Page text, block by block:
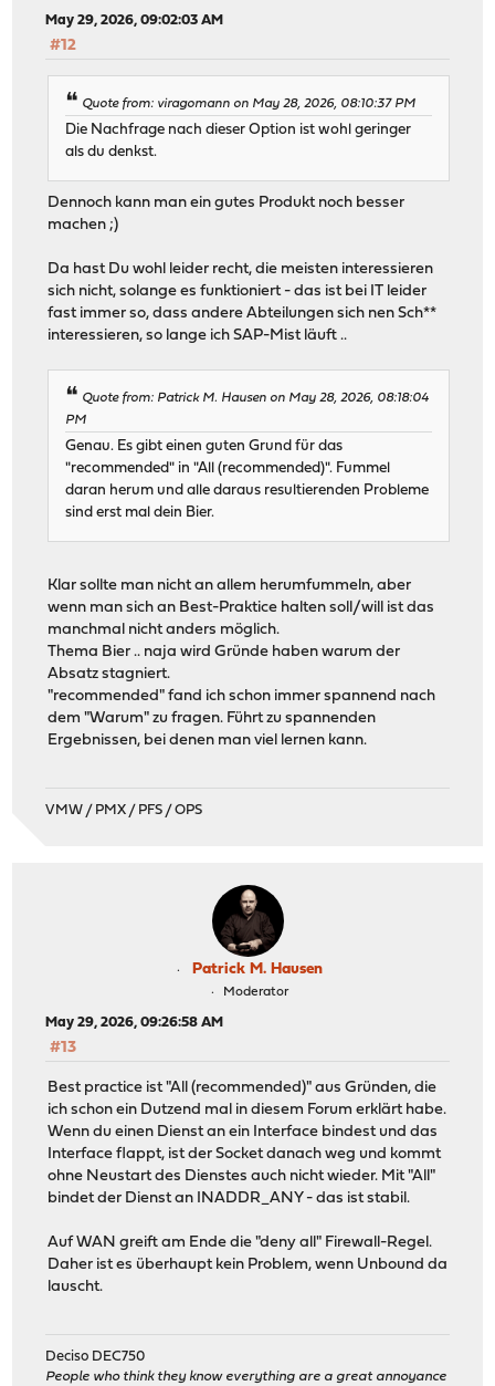
May 29, 2026, 09:02:03 AM
#12
Quote from: viragomann on May 28, 2026, 08:10:37 PM
Die Nachfrage nach dieser Option ist wohl geringer
als du denkst.
Dennoch kann man ein gutes Produkt noch besser
machen ;)
Da hast Du wohl leider recht, die meisten interessieren
sich nicht, solange es funktioniert - das ist bei IT leider
fast immer so, dass andere Abteilungen sich nen Sch**
interessieren, so lange ich SAP-Mist läuft ..
Quote from: Patrick M. Hausen on May 28, 2026, 08:18:04
PM
Genau. Es gibt einen guten Grund für das
"recommended" in "All (recommended)". Fummel
daran herum und alle daraus resultierenden Probleme
sind erst mal dein Bier.
Klar sollte man nicht an allem herumfummeln, aber
wenn man sich an Best-Praktice halten soll/will ist das
manchmal nicht anders möglich.
Thema Bier .. naja wird Gründe haben warum der
Absatz stagniert.
"recommended" fand ich schon immer spannend nach
dem "Warum" zu fragen. Führt zu spannenden
Ergebnissen, bei denen man viel lernen kann.
VMW / PMX / PFS / OPS
Patrick M. Hausen
Moderator
May 29, 2026, 09:26:58 AM
#13
Best practice ist "All (recommended)" aus Gründen, die
ich schon ein Dutzend mal in diesem Forum erklärt habe.
Wenn du einen Dienst an ein Interface bindest und das
Interface flappt, ist der Socket danach weg und kommt
ohne Neustart des Dienstes auch nicht wieder. Mit "All"
bindet der Dienst an INADDR_ANY - das ist stabil.
Auf WAN greift am Ende die "deny all" Firewall-Regel.
Daher ist es überhaupt kein Problem, wenn Unbound da
lauscht.
Deciso DEC750
People who think they know everything are a great annoyance